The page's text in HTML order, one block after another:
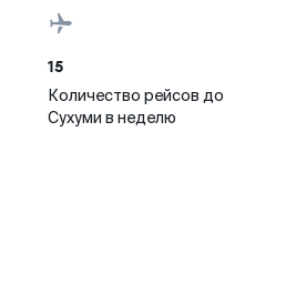
15
Количество рейсов до
Сухуми в неделю